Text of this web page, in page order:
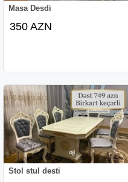
Masa Desdi
350 AZN
Stol stul desti